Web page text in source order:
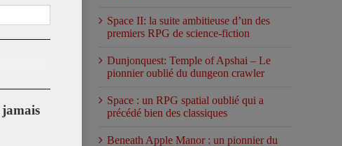
Space II: la suite ambitieuse d’un des
premiers RPG de science-fiction
Dunjonquest: Temple of Apshai – Le
pionnier oublié du dungeon crawler
Space : un RPG spatial oublié qui a
précédé bien des classiques
Beneath Apple Manor : un pionnier du